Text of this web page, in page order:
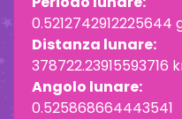
0.5212742912225644
Distanza lunare:
378722.23915593716
Angolo lunare:
0.525868664443541